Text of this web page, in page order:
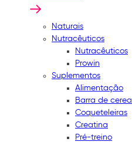
Naturais
Nutracêuticos
Nutracêuticos
Prowin
Suplementos
Alimentação
Barra de cereal
Coqueteleiras
Creatina
Pré-treino